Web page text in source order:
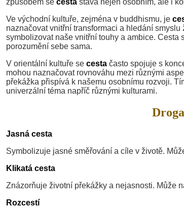
Ve východní kultuře, zejména v buddhismu, je
naznačovat vnitřní transformaci a hledání
symbolizovat naše vnitřní touhy a ambice. Cesta
porozumění sebe sama.
V orientální kultuře se cesta často spojuje s
mohou naznačovat rovnováhu mezi různými
překážka přispívá k našemu osobnímu rozvoji.
univerzální téma napříč různými kulturami.
Jasná cesta
Symbolizuje jasné směřování a cíle v životě.
Klikatá cesta
Znázorňuje životní překážky a nejasnosti. Může
Rozcestí